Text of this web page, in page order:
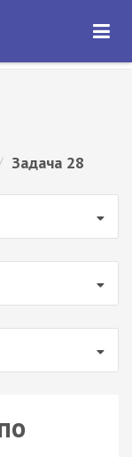
ОТКРЫТЬ
Задача 28